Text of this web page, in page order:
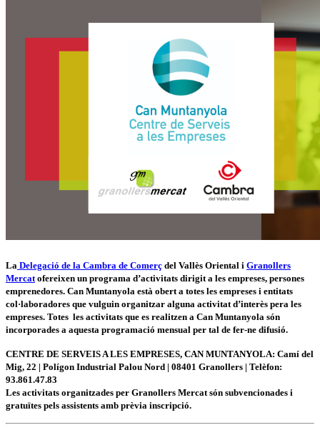
La Delegació de la Cambra de Comerç del Vallès Oriental i Granollers
Mercat ofereixen un programa d’activitats dirigit a les empreses, persones
emprenedores. Can Muntanyola està obert a totes les empreses i entitats
col·laboradores que vulguin organitzar alguna activitat d’interès pera les
empreses. Totes les activitats que es realitzen a Can Muntanyola són
incorporades a aquesta programació mensual per tal de fer-ne difusió.
CENTRE DE SERVEIS A LES EMPRESES, CAN MUNTANYOLA: Camí del
Mig, 22 | Polígon Industrial Palou Nord | 08401 Granollers | Telèfon:
93.861.47.83
Les activitats organitzades per Granollers Mercat són subvencionades i
gratuïtes pels assistents amb prèvia inscripció.